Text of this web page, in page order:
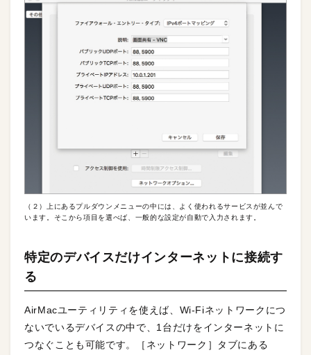
（２）上にあるプルダウンメニューの中には、よく使われるサービスが並んで
います。そこから項目を選べば、一般的な設定が自動で入力されます。
特定のデバイスだけインターネットに接続す
る
AirMacユーティリティを使えば、Wi-Fiネットワークにつ
ないでいるデバイスの中で、1台だけをインターネットに
つなぐことも可能です。［ネットワーク］タブにある